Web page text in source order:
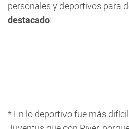
personales y deportivos para
destacado:
* En lo deportivo fue más